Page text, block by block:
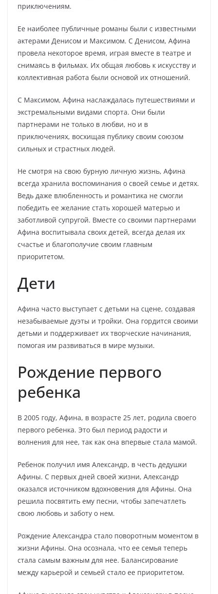
приключениям.
Ее наиболее публичные романы были с известными
актерами Денисом и Максимом. С Денисом, Афина
провела некоторое время, играя вместе в театре и
снимаясь в фильмах. Их общая любовь к искусству и
коллективная работа были основой их отношений.
С Максимом, Афина наслаждалась путешествиями и
экстремальными видами спорта. Они были
партнерами не только в любви, но и в
приключениях, восхищая публику своим союзом
сильных и страстных людей.
Не смотря на свою бурную личную жизнь, Афина
всегда хранила воспоминания о своей семье и детях.
Ведь даже влюбленность и романтика не смогли
победить ее желание стать хорошей матерью и
заботливой супругой. Вместе со своими партнерами
Афина воспитывала своих детей, всегда делая их
счастье и благополучие своим главным
приоритетом.
Дети
Афина часто выступает с детьми на сцене, создавая
незабываемые дуэты и тройки. Она гордится своими
детьми и поддерживает их творческие начинания,
помогая им развиваться в мире музыки.
Рождение первого
ребенка
В 2005 году, Афина, в возрасте 25 лет, родила своего
первого ребенка. Это был период радости и
волнения для нее, так как она впервые стала мамой.
Ребенок получил имя Александр, в честь дедушки
Афины. С первых дней своей жизни, Александр
оказался источником вдохновения для Афины. Она
решила посвятить ему песни, чтобы запечатлеть
свою любовь и заботу о нем.
Рождение Александра стало поворотным моментом в
жизни Афины. Она осознала, что ее семья теперь
стала самым важным для нее. Балансирование
между карьерой и семьей стало ее приоритетом.